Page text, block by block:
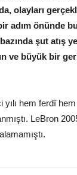
olayları
adım önünde
şut atış
ve büyük bir
yılı hem ferdî
LeBron